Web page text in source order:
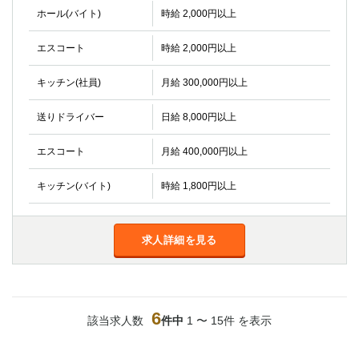
ホール(バイト) 時給 2,000円以上
エスコート 時給 2,000円以上
キッチン(社員) 月給 300,000円以上
送りドライバー 日給 8,000円以上
エスコート 月給 400,000円以上
キッチン(バイト) 時給 1,800円以上
求人詳細を見る
該当求人数 6件中 1 〜 15件 を表示